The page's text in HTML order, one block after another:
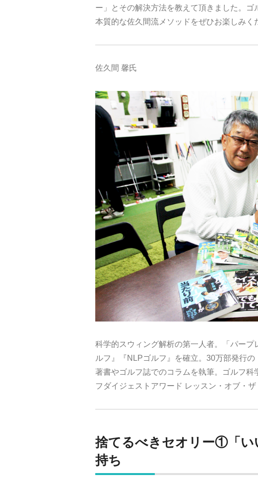
ー」とその解決方法を教えて頂きました。
本質的な佐久間流メソッドをぜひお楽しみく
佐久間 馨氏
科学的スウィング解析の第一人者。「パー
ルフ』『NLPゴルフ』を確立。30万部発行
著書やゴルフ誌でのコラムを執筆。ゴルフ
フダイジェストアワード レッスン・オブ・ザ
捨てるべきセオリー①「い
持ち